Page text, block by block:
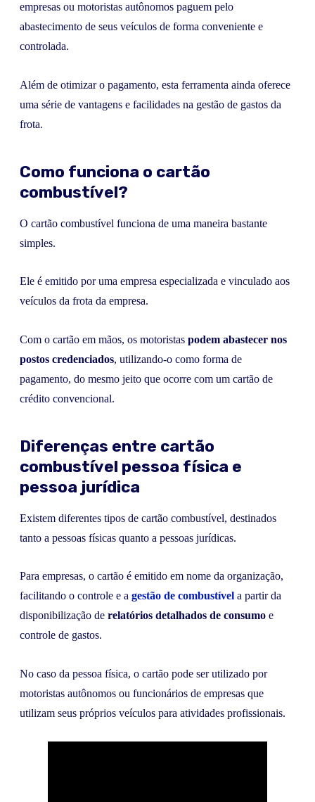
empresas ou motoristas autônomos paguem pelo
abastecimento de seus veículos de forma conveniente e
controlada.
Além de otimizar o pagamento, esta ferramenta ainda oferece
uma série de vantagens e facilidades na gestão de gastos da
frota.
Como funciona o cartão
combustível?
O cartão combustível funciona de uma maneira bastante
simples.
Ele é emitido por uma empresa especializada e vinculado aos
veículos da frota da empresa.
Com o cartão em mãos, os motoristas podem abastecer nos
postos credenciados, utilizando-o como forma de
pagamento, do mesmo jeito que ocorre com um cartão de
crédito convencional.
Diferenças entre cartão
combustível pessoa física e
pessoa jurídica
Existem diferentes tipos de cartão combustível, destinados
tanto a pessoas físicas quanto a pessoas jurídicas.
Para empresas, o cartão é emitido em nome da organização,
facilitando o controle e a gestão de combustível a partir da
disponibilização de relatórios detalhados de consumo e
controle de gastos.
No caso da pessoa física, o cartão pode ser utilizado por
motoristas autônomos ou funcionários de empresas que
utilizam seus próprios veículos para atividades profissionais.